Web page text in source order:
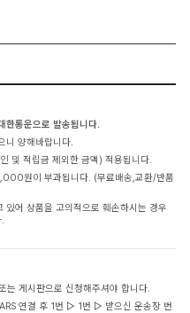
통운으로 발송됩니다.
니 양해바랍니다.
및 적립금 제외한 금액) 적용됩니다.
원이 부과됩니다. (무료배송,교환/반품
어 상품을 고의적으로 훼손하시는 경우
게시판으로 신청해주셔야 합니다.
연결 후 1번 ▷ 1번 ▷ 받으신 운송장 번